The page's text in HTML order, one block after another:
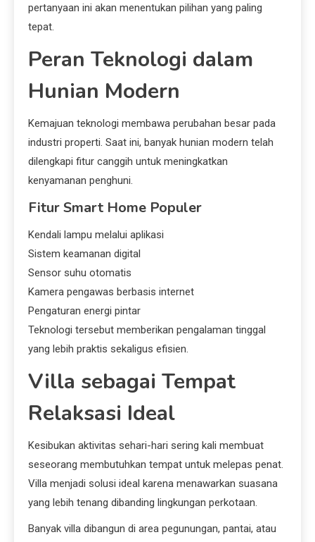
pertanyaan ini akan menentukan pilihan yang paling
tepat.
Peran Teknologi dalam
Hunian Modern
Kemajuan teknologi membawa perubahan besar pada
industri properti. Saat ini, banyak hunian modern telah
dilengkapi fitur canggih untuk meningkatkan
kenyamanan penghuni.
Fitur Smart Home Populer
Kendali lampu melalui aplikasi
Sistem keamanan digital
Sensor suhu otomatis
Kamera pengawas berbasis internet
Pengaturan energi pintar
Teknologi tersebut memberikan pengalaman tinggal
yang lebih praktis sekaligus efisien.
Villa sebagai Tempat
Relaksasi Ideal
Kesibukan aktivitas sehari-hari sering kali membuat
seseorang membutuhkan tempat untuk melepas penat.
Villa menjadi solusi ideal karena menawarkan suasana
yang lebih tenang dibanding lingkungan perkotaan.
Banyak villa dibangun di area pegunungan, pantai, atau